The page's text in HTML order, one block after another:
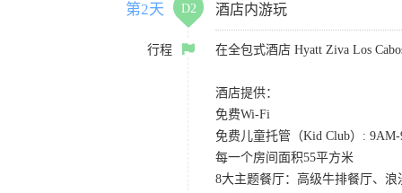
第2天 D2 酒店内游玩
行程 在全包式酒店 Hyatt Ziva Los
酒店提供：
免费Wi-Fi
免费儿童托管（Kid Club）:
每一个房间面积55平方米
8大主题餐厅：高级牛排餐厅、